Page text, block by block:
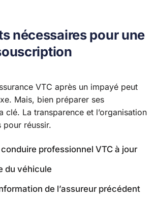
nécessaires pour une
VTC après un impayé peut
Mais, bien préparer ses
clé. La transparence et l’organisation
pour réussir.
professionnel VTC à jour
du véhicule
de l’assureur précédent